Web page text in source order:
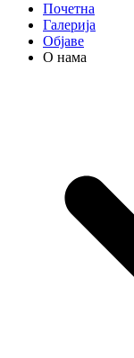
Почетна
Галерија
Објаве
О нама